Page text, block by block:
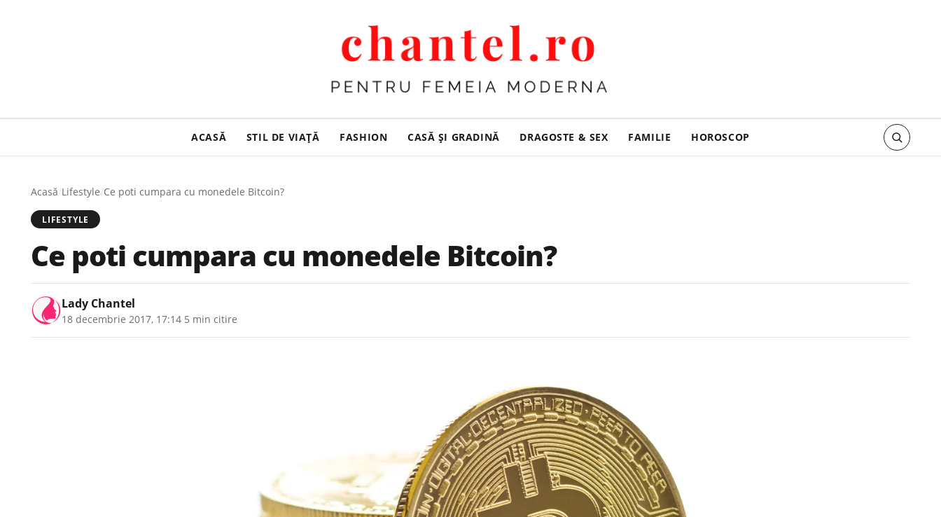
ACASĂ STIL DE VIAȚĂ FASHION CASĂ ŞI GRADINĂ DRAGOSTE & SEX FAMILIE HOROSCOP
Acasă/Lifestyle/Ce poti cumpara cu monedele Bitcoin?
LIFESTYLE
Ce poti cumpara cu monedele Bitcoin?
Lady Chantel
18 decembrie 2017, 17:14 5 min citire